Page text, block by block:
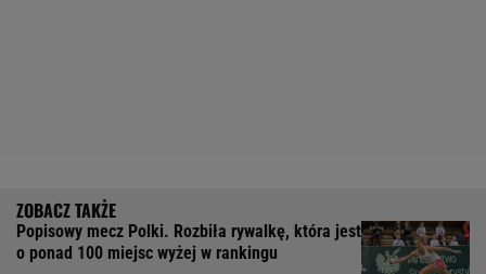
Popisowy mecz Polki. Rozbiła rywalkę, która jest
o ponad 100 miejsc wyżej w rankingu